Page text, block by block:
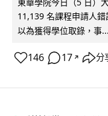
11,139 名課程申請人
以為獲得學位取錄，事...
146 17 ↗ 分